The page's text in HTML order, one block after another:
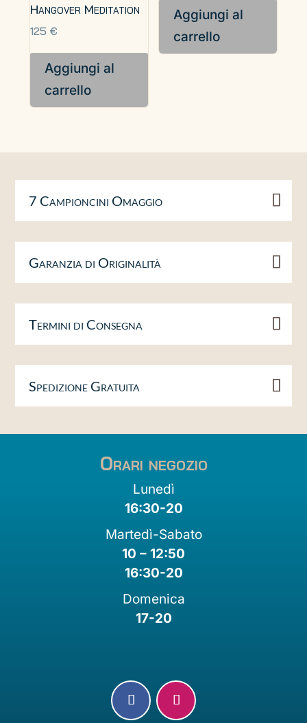
Hangover Meditation
125 €
Aggiungi al
carrello
Aggiungi al
carrello
7 Campioncini Omaggio
Garanzia di Originalità
Termini di Consegna
Spedizione Gratuita
Orari negozio
Lunedì
16:30-20
Martedì-Sabato
10 – 12:50
16:30-20
Domenica
17-20